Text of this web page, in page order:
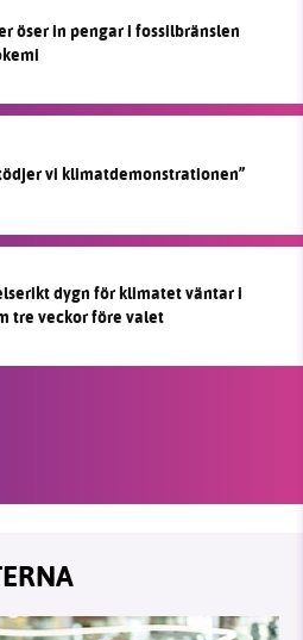
öser in pengar i fossilbränslen
vi klimatdemonstrationen”
dygn för klimatet väntar i
tre veckor före valet